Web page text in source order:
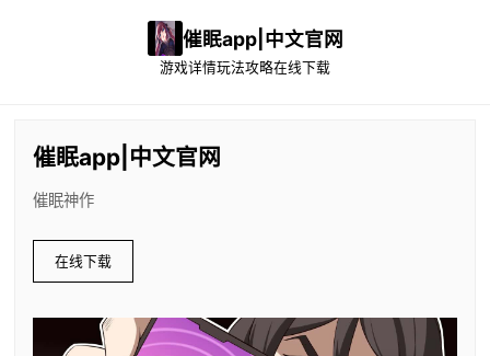
催眠app|中文官网
游戏详情玩法攻略在线下载
催眠app|中文官网
催眠神作
在线下载